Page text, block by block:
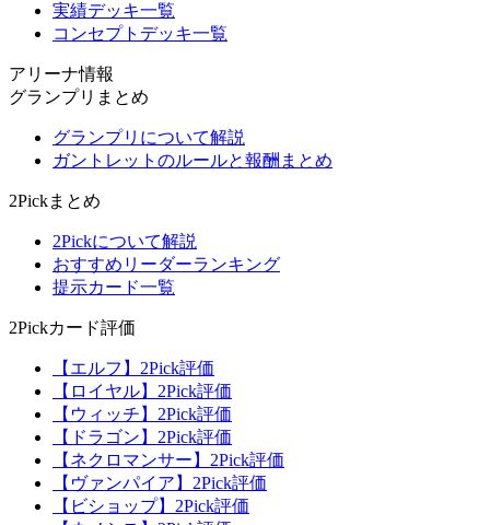
実績デッキ一覧
コンセプトデッキ一覧
アリーナ情報
グランプリまとめ
グランプリについて解説
ガントレットのルールと報酬まとめ
2Pickまとめ
2Pickについて解説
おすすめリーダーランキング
提示カード一覧
2Pickカード評価
【エルフ】2Pick評価
【ロイヤル】2Pick評価
【ウィッチ】2Pick評価
【ドラゴン】2Pick評価
【ネクロマンサー】2Pick評価
【ヴァンパイア】2Pick評価
【ビショップ】2Pick評価